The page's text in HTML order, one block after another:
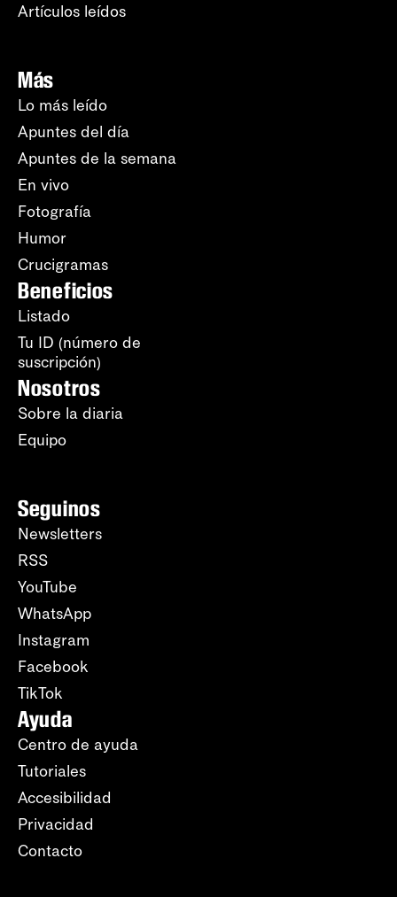
Artículos leídos
Más
Lo más leído
Apuntes del día
Apuntes de la semana
En vivo
Fotografía
Humor
Crucigramas
Beneficios
Listado
Tu ID (número de
suscripción)
Nosotros
Sobre la diaria
Equipo
Seguinos
Newsletters
RSS
YouTube
WhatsApp
Instagram
Facebook
TikTok
Ayuda
Centro de ayuda
Tutoriales
Accesibilidad
Privacidad
Contacto